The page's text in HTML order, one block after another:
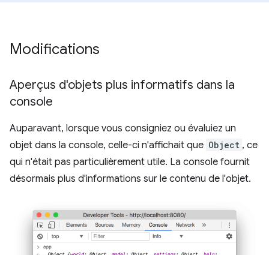
Modifications
Aperçus d'objets plus informatifs dans la
console
Auparavant, lorsque vous consigniez ou évaluiez un
objet dans la console, celle-ci n'affichait que Object , ce
qui n'était pas particulièrement utile. La console fournit
désormais plus d'informations sur le contenu de l'objet.